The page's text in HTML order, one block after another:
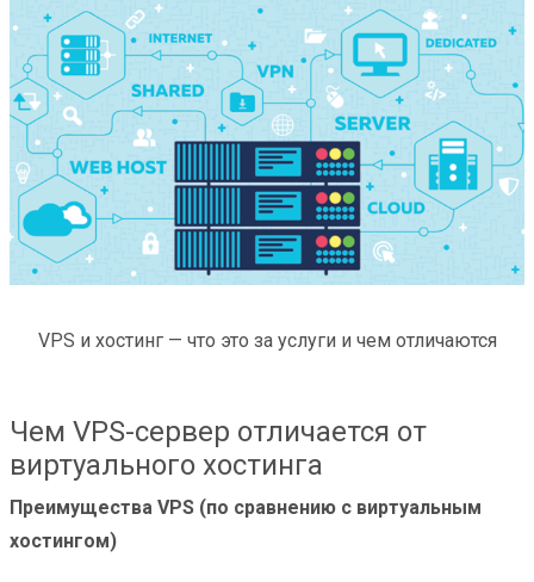
VPS и хостинг — что это за услуги и чем отличаются
Чем VPS-сервер отличается от
виртуального хостинга
Преимущества VPS (по сравнению с виртуальным
хостингом)